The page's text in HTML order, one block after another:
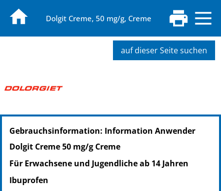
Dolgit Creme, 50 mg/g, Creme
auf dieser Seite suchen
PZN: 19882089
PPN: 111988208978
Gebrauchsinformation: Information Anwender
Dolgit Creme 50 mg/g Creme
Für Erwachsene und Jugendliche ab 14 Jahren
Ibuprofen